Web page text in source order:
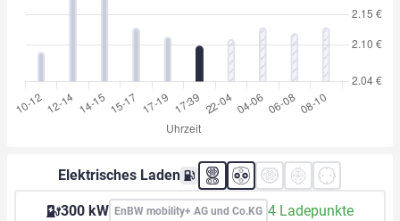
Elektrisches Laden
300 kW EnBW mobility+ AG und Co.KG 4 Ladepunkte